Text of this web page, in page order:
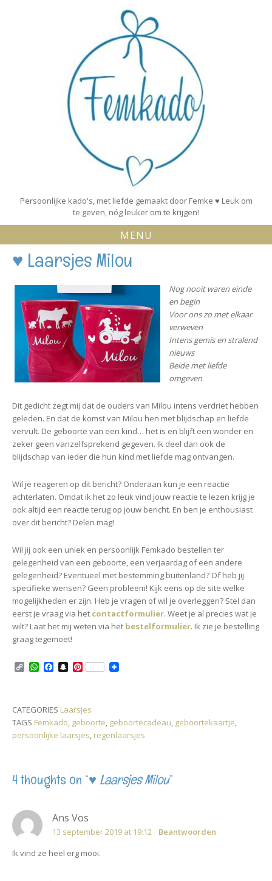
Persoonlijke kado's, met liefde gemaakt door Femke ♥ Leuk om
te geven, nóg leuker om te krijgen!
MENU
♥ Laarsjes Milou
Nog nooit waren einde
en begin
Voor ons zo met elkaar
verweven
Intens gemis en stralend
nieuws
Beide met liefde
omgeven
Dit gedicht zegt mij dat de ouders van Milou intens verdriet hebben
geleden. En dat de komst van Milou hen met blijdschap en liefde
vervult. De geboorte van een kind… het is en blijft een wonder en
zeker geen vanzelfsprekend gegeven. Ik deel dan ook de
blijdschap van ieder die hun kind met liefde mag ontvangen.
Wil je reageren op dit bericht? Onderaan kun je een reactie
achterlaten. Omdat ik het zo leuk vind jouw reactie te lezen krijg je
ook altijd een reactie terug op jouw bericht. En ben je enthousiast
over dit bericht? Delen mag!
Wil jij ook een uniek en persoonlijk Femkado bestellen ter
gelegenheid van een geboorte, een verjaardag of een andere
gelegenheid? Eventueel met bestemming buitenland? Of heb jij
specifieke wensen? Geen probleem! Kijk eens op de site welke
mogelijkheden er zijn. Heb je vragen of wil je overleggen? Stel dan
eerst je vraag via het contactformulier. Weet je al precies wat je
wilt? Laat het mij weten via het bestelformulier. Ik zie je bestelling
graag tegemoet!
C
L
i
n
k
W
s
A
p
p
b
o
o
k
S
c
h
a
t
P
e
r
e
s
CATEGORIES Laarsjes
TAGS Femkado, geboorte, geboortecadeau, geboortekaartje,
persoonlijke laarsjes, regenlaarsjes
4 thoughts on “♥ Laarsjes Milou”
Ans Vos
13 september 2019 at 19:12
Beantwoorden
Ik vind ze heel erg mooi.